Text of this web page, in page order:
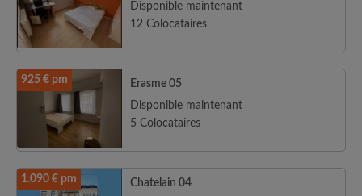
Disponible maintenant
12 Colocataires
925 € pm
Erasme 05
Disponible maintenant
5 Colocataires
1.090 € pm
Chatelain 04